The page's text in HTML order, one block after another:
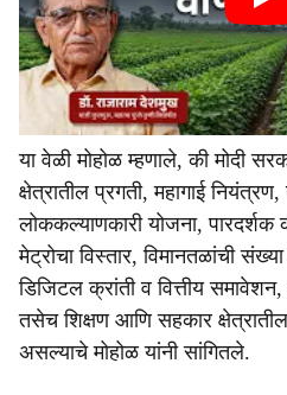
या वेळी मोहोळ म्हणाले, की मोदी
क्षेत्रातील प्रगती, महागाई नियंत्रण,
लोककल्याणकारी योजना, पारदर्शक
मेट्रोचा विस्तार, विमानतळांची
डिजिटल क्रांती व वित्तीय
तसेच शिक्षण आणि सहकार
असल्याचे मोहोळ यांनी सांगितले.